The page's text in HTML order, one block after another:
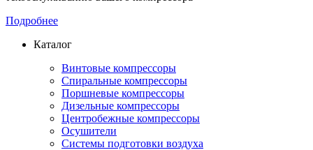
Подробнее
Каталог
Винтовые компрессоры
Спиральные компрессоры
Поршневые компрессоры
Дизельные компрессоры
Центробежные компрессоры
Осушители
Системы подготовки воздуха